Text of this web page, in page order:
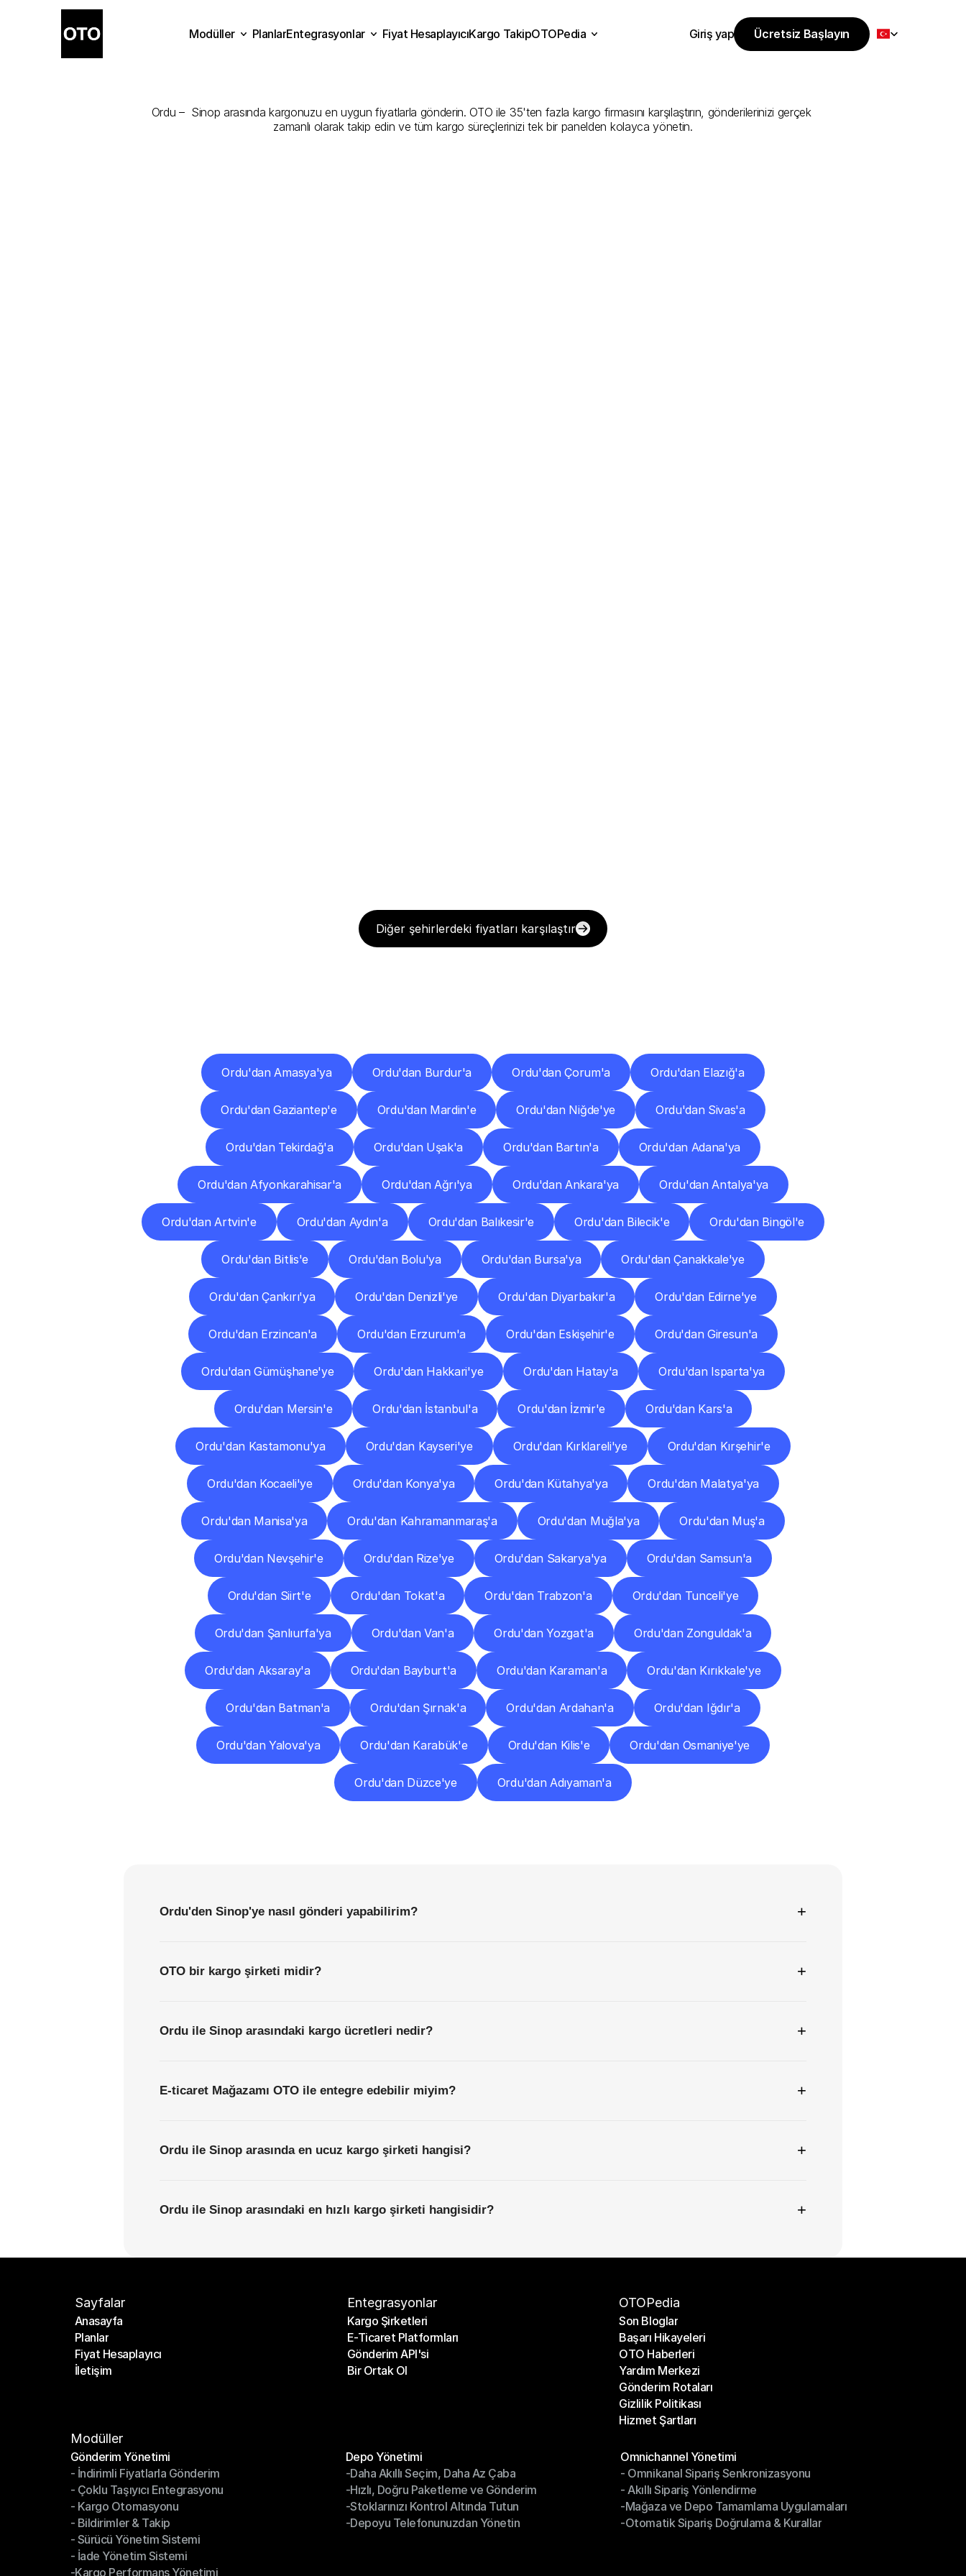
Enİyi
Ordu –  Sinop arasında kargonuzu en uygun fiyatlarla gönderin. OTO ile 35'ten fazla kargo firmasını karşılaştırın, gönderilerinizi gerçek
zamanlı olarak takip edin ve tüm kargo süreçlerinizi tek bir panelden kolayca yönetin.
Diğer şehirlerdeki fiyatları karşılaştır
Ordu'dan Amasya'ya Ordu'dan Burdur'a Ordu'dan Çorum'a Ordu'dan Elazığ'a
Ordu'dan Gaziantep'e Ordu'dan Mardin'e Ordu'dan Niğde'ye Ordu'dan Sivas'a
Ordu'dan Tekirdağ'a Ordu'dan Uşak'a Ordu'dan Bartın'a Ordu'dan Adana'ya
Ordu'dan Afyonkarahisar'a Ordu'dan Ağrı'ya Ordu'dan Ankara'ya Ordu'dan Antalya'ya
Ordu'dan Artvin'e Ordu'dan Aydın'a Ordu'dan Balıkesir'e Ordu'dan Bilecik'e Ordu'dan Bingöl'e
Ordu'dan Bitlis'e Ordu'dan Bolu'ya Ordu'dan Bursa'ya Ordu'dan Çanakkale'ye
Ordu'dan Çankırı'ya Ordu'dan Denizli'ye Ordu'dan Diyarbakır'a Ordu'dan Edirne'ye
Ordu'dan Erzincan'a Ordu'dan Erzurum'a Ordu'dan Eskişehir'e Ordu'dan Giresun'a
Ordu'dan Gümüşhane'ye Ordu'dan Hakkari'ye Ordu'dan Hatay'a Ordu'dan Isparta'ya
Ordu'dan Mersin'e Ordu'dan İstanbul'a Ordu'dan İzmir'e Ordu'dan Kars'a
Ordu'dan Kastamonu'ya Ordu'dan Kayseri'ye Ordu'dan Kırklareli'ye Ordu'dan Kırşehir'e
Ordu'dan Kocaeli'ye Ordu'dan Konya'ya Ordu'dan Kütahya'ya Ordu'dan Malatya'ya
Ordu'dan Manisa'ya Ordu'dan Kahramanmaraş'a Ordu'dan Muğla'ya Ordu'dan Muş'a
Ordu'dan Nevşehir'e Ordu'dan Rize'ye Ordu'dan Sakarya'ya Ordu'dan Samsun'a
Ordu'dan Siirt'e Ordu'dan Tokat'a Ordu'dan Trabzon'a Ordu'dan Tunceli'ye
Ordu'dan Şanlıurfa'ya Ordu'dan Van'a Ordu'dan Yozgat'a Ordu'dan Zonguldak'a
Ordu'dan Aksaray'a Ordu'dan Bayburt'a Ordu'dan Karaman'a Ordu'dan Kırıkkale'ye
Ordu'dan Batman'a Ordu'dan Şırnak'a Ordu'dan Ardahan'a Ordu'dan Iğdır'a
Ordu'dan Yalova'ya Ordu'dan Karabük'e Ordu'dan Kilis'e Ordu'dan Osmaniye'ye
Ordu'dan Düzce'ye Ordu'dan Adıyaman'a
Ordu'den Sinop'ye nasıl gönderi yapabilirim? +
OTO bir kargo şirketi midir? +
Ordu ile Sinop arasındaki kargo ücretleri nedir? +
E-ticaret Mağazamı OTO ile entegre edebilir miyim? +
Ordu ile Sinop arasında en ucuz kargo şirketi hangisi? +
Ordu ile Sinop arasındaki en hızlı kargo şirketi hangisidir? +
Sayfalar
Anasayfa
Anasayfa
Planlar
Planlar
Fiyat Hesaplayıcı
Fiyat Hesaplayıcı
İletişim
Entegrasyonlar
Kargo Şirketleri
Kargo Şirketleri
E-Ticaret Platformları
E-Ticaret Platformları
Gönderim API'si
Gönderim API'si
Bir Ortak Ol
OTOPedia
Son Bloglar
Son Bloglar
Başarı Hikayeleri
Başarı Hikayeleri
OTO Haberleri
OTO Haberleri
Yardım Merkezi
Yardım Merkezi
Gönderim Rotaları
Gönderim Rotaları
Gizlilik Politikası
Gizlilik Politikası
Hizmet Şartları
Modüller
Gönderim Yönetimi
Gönderim Yönetimi
- İndirimli Fiyatlarla Gönderim
- İndirimli Fiyatlarla Gönderim
- Çoklu Taşıyıcı Entegrasyonu
- Çoklu Taşıyıcı Entegrasyonu
- Kargo Otomasyonu
- Kargo Otomasyonu
- Bildirimler & Takip
- Bildirimler & Takip
- Sürücü Yönetim Sistemi
- Sürücü Yönetim Sistemi
- İade Yönetim Sistemi
- İade Yönetim Sistemi
-Kargo Performans Yönetimi
Depo Yönetimi
Depo Yönetimi
-Daha Akıllı Seçim, Daha Az Çaba
-Daha Akıllı Seçim, Daha Az Çaba
-Hızlı, Doğru Paketleme ve Gönderim
-Hızlı, Doğru Paketleme ve Gönderim
-Stoklarınızı Kontrol Altında Tutun
-Stoklarınızı Kontrol Altında Tutun
-Depoyu Telefonunuzdan Yönetin
Omnichannel Yönetimi
Omnichannel Yönetimi
- Omnikanal Sipariş Senkronizasyonu
- Omnikanal Sipariş Senkronizasyonu
- Akıllı Sipariş Yönlendirme
- Akıllı Sipariş Yönlendirme
-Mağaza ve Depo Tamamlama Uygulamaları
-Mağaza ve Depo Tamamlama Uygulamaları
-Otomatik Sipariş Doğrulama & Kurallar
Modüller
PlanlarEntegrasyonlar
Fiyat HesaplayıcıKargo TakipOTOPedia
Giriş yap
Ücretsiz Başlayın
Ücretsiz Başlayın